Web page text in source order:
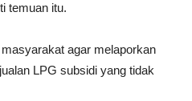
temuan itu.
agar melaporkan
LPG subsidi yang tidak